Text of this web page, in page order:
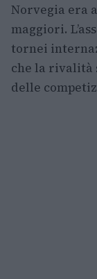
Norvegia era
maggiori.
tornei
che la rivalità
delle